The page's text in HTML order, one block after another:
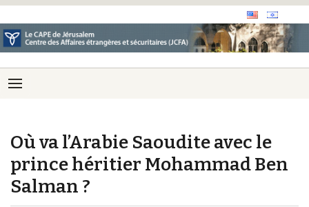
Où va l’Arabie Saoudite avec le
prince héritier Mohammad Ben
Salman ?